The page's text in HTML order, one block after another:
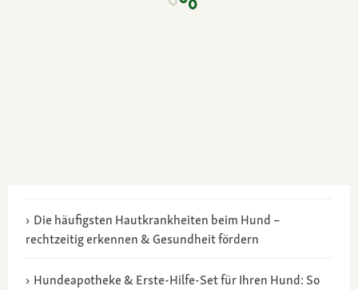
Die häufigsten Hautkrankheiten beim Hund –
rechtzeitig erkennen & Gesundheit fördern
Hundeapotheke & Erste-Hilfe-Set für Ihren Hund: So